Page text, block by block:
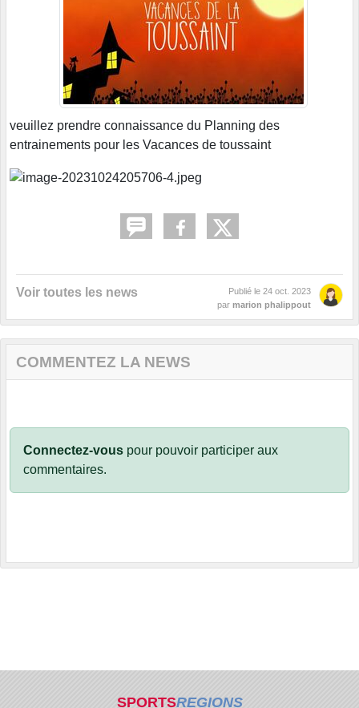
veuillez prendre connaissance du Planning des
entrainements pour les Vacances de toussaint
Voir toutes les news Publié le 24 oct. 2023
par marion phalippout
COMMENTEZ LA NEWS
Connectez-vous pour pouvoir participer aux
commentaires.
SPORTSREGIONS